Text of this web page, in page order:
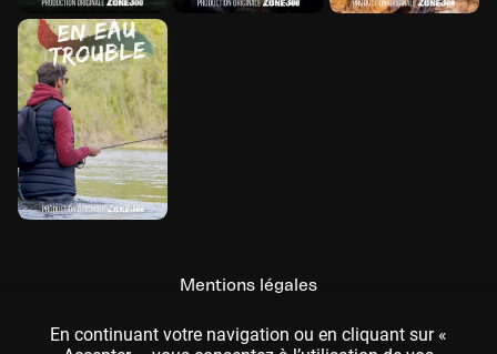
Mentions légales
CGU
En continuant votre navigation ou en cliquant sur «